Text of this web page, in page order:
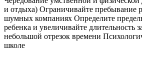
и отдыха) Ограничивайте пребывание
шумных компаниях Определите
ребенка и увеличивайте длительность
небольшой отрезок времени
школе